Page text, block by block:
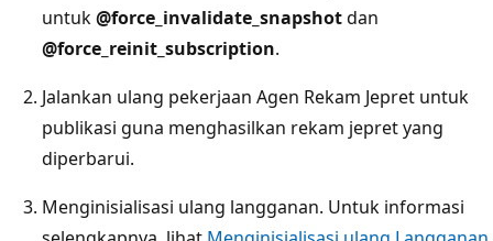
untuk@force_invalidate_snapshotdan
@force_reinit_subscription.
Jalankan ulang pekerjaan Agen Rekam Jepret untuk
publikasi guna menghasilkan rekam jepret yang
diperbarui.
Menginisialisasi ulang langganan. Untuk informasi